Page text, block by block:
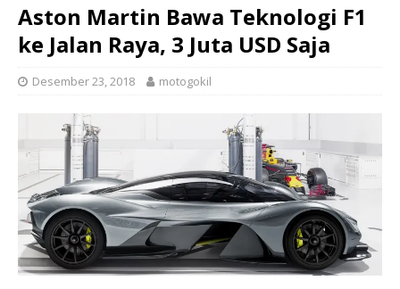
Aston Martin Bawa Teknologi F1
ke Jalan Raya, 3 Juta USD Saja
Desember 23, 2018 motogokil